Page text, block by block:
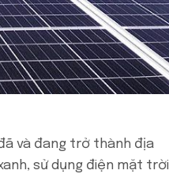
và đang trở thành địa
sử dụng điện mặt trời